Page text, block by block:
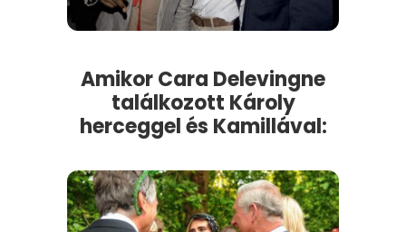
Amikor Cara Delevingne
találkozott Károly
herceggel és Kamillával: